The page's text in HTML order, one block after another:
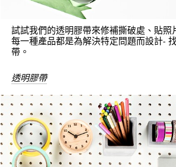
試試我們的透明膠帶來修補撕破處、貼照
每一種產品都是為解決特定問題而設計-
帶。
透明膠帶